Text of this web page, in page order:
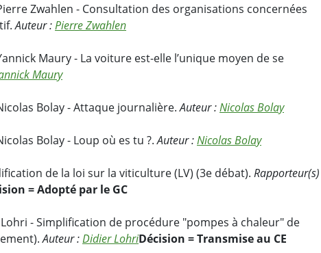
Zwahlen - Consultation des organisations concernées
Auteur :Pierre Zwahlen
Maury - La voiture est-elle l’unique moyen de se
Maury
Bolay - Attaque journalière.Auteur :Nicolas Bolay
Bolay - Loup où es tu ?.Auteur :Nicolas Bolay
de la loi sur la viticulture (LV) (3e débat). Rapporteur(s)
= Adopté par le GC
- Simplification de procédure "pompes à chaleur" de
Auteur :Didier LohriDécision = Transmise au CE